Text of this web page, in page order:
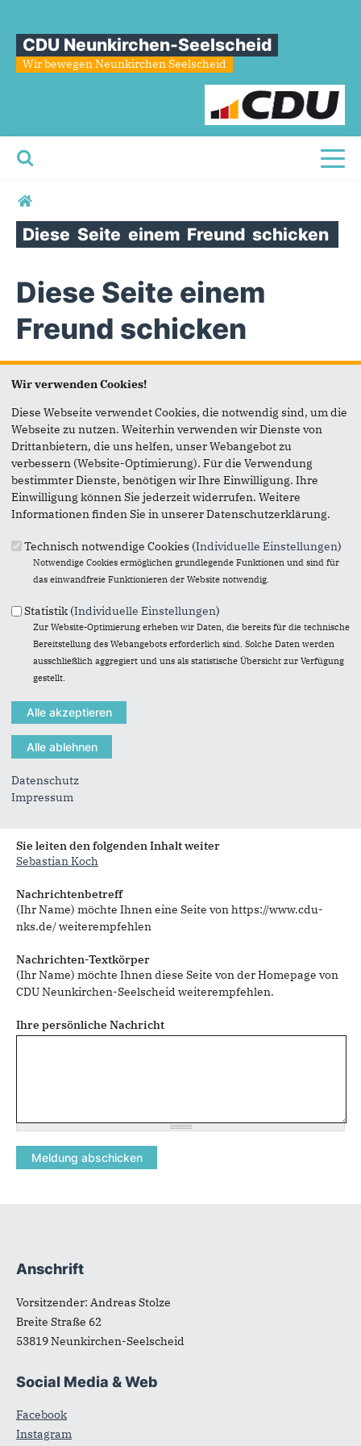
CDU Neunkirchen-Seelscheid
Wir bewegen Neunkirchen Seelscheid
Sie sind hier
Diese Seite einem Freund schicken
Diese Seite einem
Freund schicken
Seite versenden
Vielen Dank, dass Sie die Inhalte unserer Homepage
weiterempfehlen.
Anmerkung: Ihre E-Mail-Adresse wird benötigt um die
Personen, denen Sie die Seite weiterempfehlen, zu
informieren, von wem die Empfehlung kommt, und dass es
kein Spam ist.
Das mit * gekennzeichnete Feld ist ein Pflichtfeld.
Eigene E-Mail-Adresse*
Eigener Name*
Senden an*
Sie leiten den folgenden Inhalt weiter
Sebastian Koch
Nachrichtenbetreff
(Ihr Name) möchte Ihnen eine Seite von https://www.cdu-
nks.de/ weiterempfehlen
Nachrichten-Textkörper
(Ihr Name) möchte Ihnen diese Seite von der Homepage von
CDU Neunkirchen-Seelscheid weiterempfehlen.
Ihre persönliche Nachricht
Fußbereich
Anschrift
Vorsitzender: Andreas Stolze
Breite Straße 62
53819Neunkirchen-Seelscheid
Social Media & Web
Facebook
Instagram
Wir verwenden Cookies!
Diese Webseite verwendet Cookies, die notwendig sind, um die
Webseite zu nutzen. Weiterhin verwenden wir Dienste von
Drittanbietern, die uns helfen, unser Webangebot zu
verbessern (Website-Optimierung). Für die Verwendung
bestimmter Dienste, benötigen wir Ihre Einwilligung. Ihre
Einwilligung können Sie jederzeit widerrufen. Weitere
Informationen finden Sie in unserer Datenschutzerklärung.
Technisch notwendige Cookies (Individuelle Einstellungen)
Notwendige Cookies ermöglichen grundlegende Funktionen und sind für
das einwandfreie Funktionieren der Website notwendig.
Statistik (Individuelle Einstellungen)
Zur Website-Optimierung erheben wir Daten, die bereits für die technische
Bereitstellung des Webangebots erforderlich sind. Solche Daten werden
ausschließlich aggregiert und uns als statistische Übersicht zur Verfügung
gestellt.
Datenschutz
Impressum